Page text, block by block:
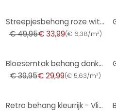
Streepjesbehang roze wit - delicaat behang met streepjespatroon
€ 49,95€ 33,99(€ 6,38/m²)
Bloesemtak behang donkergroen goud wit - aziatisch bloemmotief - Vliesbehang
€ 39,95€ 29,99(€ 5,63/m²)
Retro behang kleurrijk - Vliesbehang bloemen retro stijl - vintage patroonbehang